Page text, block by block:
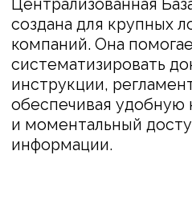
О пространствах
Создавайте отдельные
или группы — с независимой
правами доступа и контентом.
позволяет поддерживать
исключать путаницу и
каждому филиалу доступ к
ему информации.
Логика работы напоминает